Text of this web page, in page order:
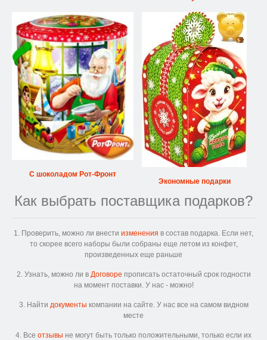
С шоколадом Рот-Фронт
Экономные подарки
Как выбрать поставщика подарков?
1. Проверить, можно ли внести изменения в состав подарка. Если нет,
то скорее всего наборы были собраны еще летом из конфет,
произведенных еще раньше
2. Узнать, можно ли в Договоре прописать остаточный срок годности
на момент поставки. У нас - можно!
3. Найти документы компании на сайте. У нас все на самом видном
месте
4. Все отзывы не могут быть только положительными, только если их